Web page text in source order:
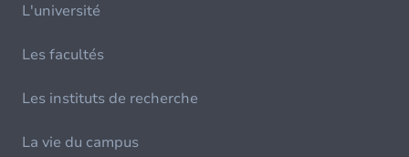
L'université
Les facultés
Les instituts de recherche
La vie du campus